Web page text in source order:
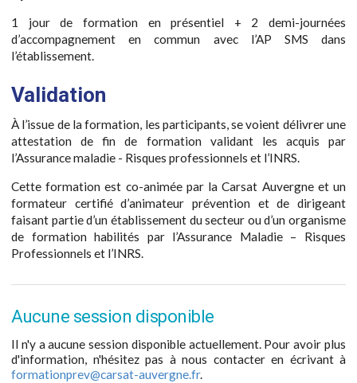
1 jour de formation en présentiel + 2 demi-journées
d’accompagnement en commun avec l’AP SMS dans
l’établissement.
Validation
À l’issue de la formation, les participants, se voient délivrer une
attestation de fin de formation validant les acquis par
l’Assurance maladie - Risques professionnels et l’INRS.
Cette formation est co-animée par la Carsat Auvergne et un
formateur certifié d’animateur prévention et de dirigeant
faisant partie d’un établissement du secteur ou d’un organisme
de formation habilités par l’Assurance Maladie – Risques
Professionnels et l’INRS.
Aucune session disponible
Il n'y a aucune session disponible actuellement. Pour avoir plus
d'information, n'hésitez pas à nous contacter en écrivant à
formationprev@carsat-auvergne.fr.